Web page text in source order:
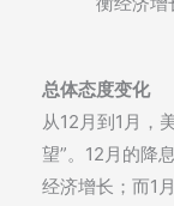
总体态度变化
从12月到1月，
望”。12月的降
经济增长；而1